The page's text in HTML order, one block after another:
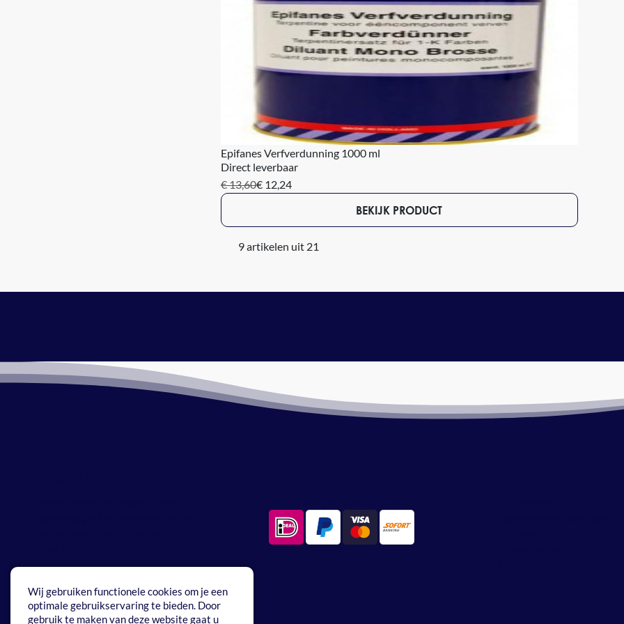
Wij gebruiken functionele cookies om je een
optimale gebruikservaring te bieden. Door
gebruik te maken van deze website gaat u
Epifanes Verfverdunning 1000 ml
Direct leverbaar
€ 13,60€ 12,24
BEKIJK PRODUCT
9 artikelen uit 21